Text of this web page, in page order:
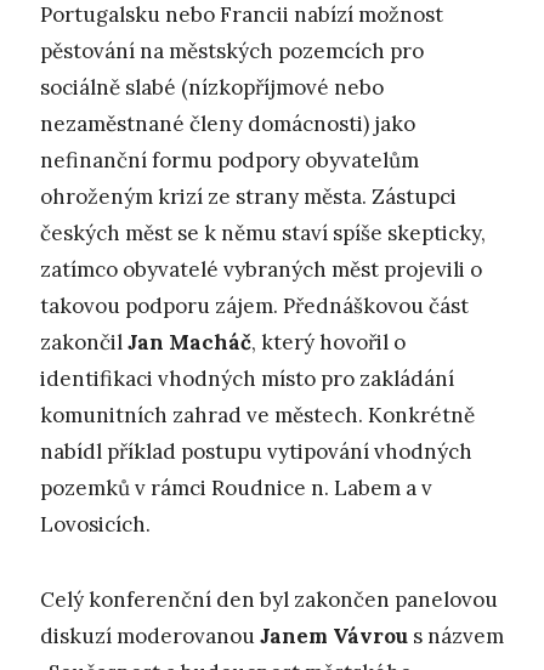
Portugalsku nebo Francii nabízí možnost
pěstování na městských pozemcích pro
sociálně slabé (nízkopříjmové nebo
nezaměstnané členy domácnosti) jako
nefinanční formu podpory obyvatelům
ohroženým krizí ze strany města. Zástupci
českých měst se k němu staví spíše skepticky,
zatímco obyvatelé vybraných měst projevili o
takovou podporu zájem. Přednáškovou část
zakončilJan Macháč, který hovořil o
identifikaci vhodných místo pro zakládání
komunitních zahrad ve městech. Konkrétně
nabídl příklad postupu vytipování vhodných
pozemků v rámci Roudnice n. Labem a v
Lovosicích.
Celý konferenční den byl zakončen panelovou
diskuzí moderovanouJanem Vávrou s názvem